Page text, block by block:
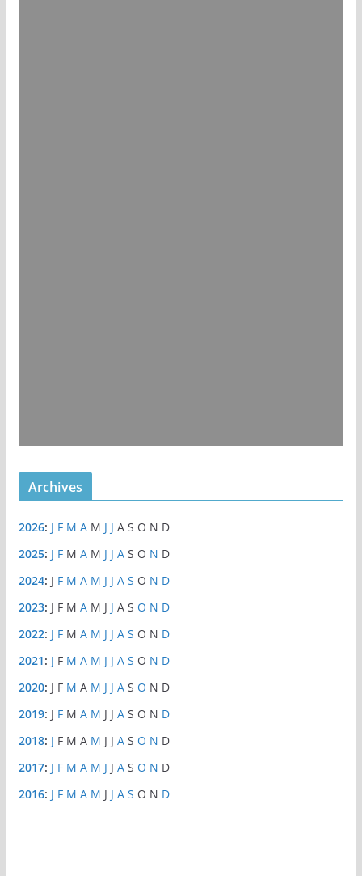
Archives
2026: J F M A M J J A S O N D
2025: J F M A M J J A S O N D
2024: J F M A M J J A S O N D
2023: J F M A M J J A S O N D
2022: J F M A M J J A S O N D
2021: J F M A M J J A S O N D
2020: J F M A M J J A S O N D
2019: J F M A M J J A S O N D
2018: J F M A M J J A S O N D
2017: J F M A M J J A S O N D
2016: J F M A M J J A S O N D